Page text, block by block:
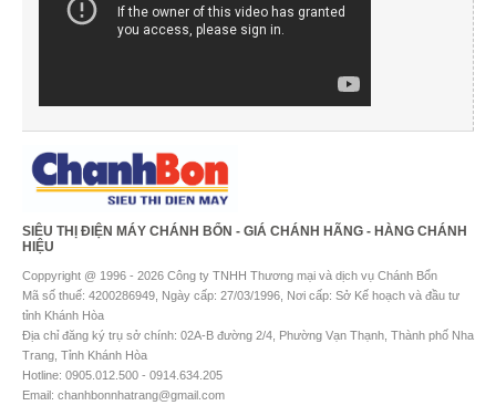
SIÊU THỊ ĐIỆN MÁY CHÁNH BỔN - GIÁ CHÁNH HÃNG - HÀNG CHÁNH
HIỆU
Coppyright @ 1996 - 2026 Công ty TNHH Thương mại và dịch vụ Chánh Bổn
Mã số thuế: 4200286949, Ngày cấp: 27/03/1996, Nơi cấp: Sở Kế hoạch và đầu tư
tỉnh Khánh Hòa
Địa chỉ đăng ký trụ sở chính: 02A-B đường 2/4, Phường Vạn Thạnh, Thành phố Nha
Trang, Tỉnh Khánh Hòa
Hotline: 0905.012.500 - 0914.634.205
Email: chanhbonnhatrang@gmail.com